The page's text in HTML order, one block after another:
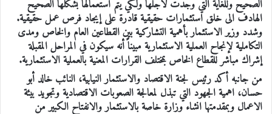
الصحيح وللغاية التي وجدت لأجلها ولكي يتم استعمالها بشكلها الصحيح
الهادف الى خلق استثمارات حقيقية قادرة على إيجاد فرص عمل حقيقية.
وشدد وزير الاستثمار بأهمية التشاركية بين القطاعين العام والخاص ومدى
التكاملية لإنجاح العملية الاستثمارية مبيناً أنه سيكون في المراحل المقبلة
إشراك مباشر للقطاع الخاص بمختلف القرارات المعنية بالعملية الاستثمارية.
من جانبه أكد رئيس لجنة الاقتصاد والاستثمار النيابية، النائب خالد أبو
حسان، اهمية الجهود التي تبذل لمعالجة الصعوبات الاقتصادية وتجويد بيئة
الاعمال وبمقدمتها انشاء وزارة خاصة بالاستثمار والانفتاح الكبير من